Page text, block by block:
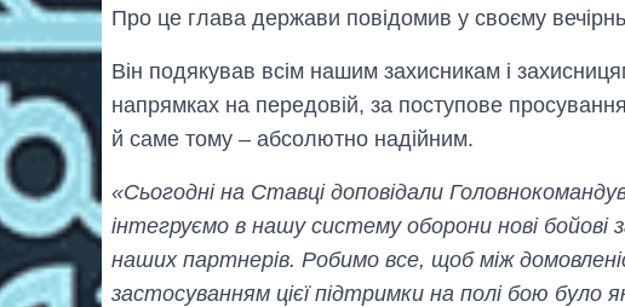
Про це глава держави повідомив у своєму
Він подякував всім нашим захисникам і
напрямках на передовій, за поступове
й саме тому – абсолютно надійним.
«Сьогодні на Ставці доповідали
інтегруємо в нашу систему оборони нові бойові
наших партнерів. Робимо все, щоб між
застосуванням цієї підтримки на полі бою було